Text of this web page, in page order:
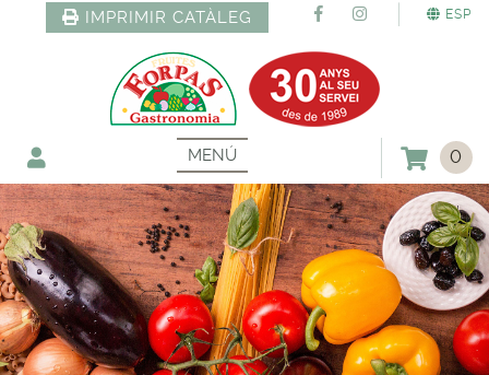
ESP
IMPRIMIR CATÀLEG
MENÚ 0